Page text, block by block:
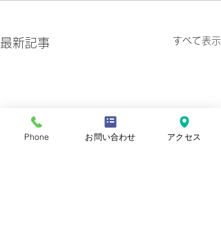
最新記事 すべて表示
Phone お問い合わせ アクセス